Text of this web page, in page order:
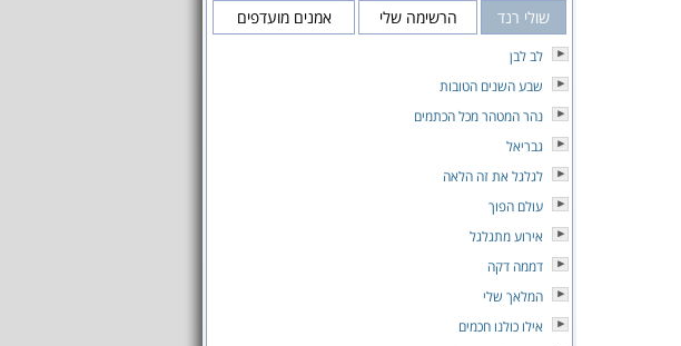
שולי רנד הרשימה שלי אמנים מועדפים
לב לבן
שבע השנים הטובות
נהר המטהר מכל הכתמים
גבריאל
לגלגל את זה הלאה
עולם הפוך
אירוע מתגלגל
דממה דקה
המלאך שלי
אילו כולנו חכמים